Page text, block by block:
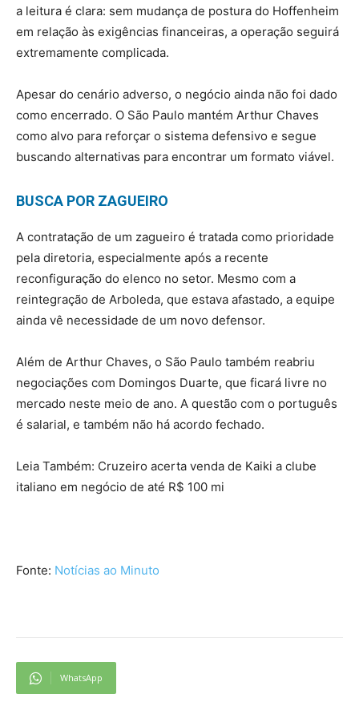
a leitura é clara: sem mudança de postura do Hoffenheim
em relação às exigências financeiras, a operação seguirá
extremamente complicada.
Apesar do cenário adverso, o negócio ainda não foi dado
como encerrado. O São Paulo mantém Arthur Chaves
como alvo para reforçar o sistema defensivo e segue
buscando alternativas para encontrar um formato viável.
BUSCA POR ZAGUEIRO
A contratação de um zagueiro é tratada como prioridade
pela diretoria, especialmente após a recente
reconfiguração do elenco no setor. Mesmo com a
reintegração de Arboleda, que estava afastado, a equipe
ainda vê necessidade de um novo defensor.
Além de Arthur Chaves, o São Paulo também reabriu
negociações com Domingos Duarte, que ficará livre no
mercado neste meio de ano. A questão com o português
é salarial, e também não há acordo fechado.
Leia Também: Cruzeiro acerta venda de Kaiki a clube
italiano em negócio de até R$ 100 mi
Fonte: Notícias ao Minuto
WhatsApp